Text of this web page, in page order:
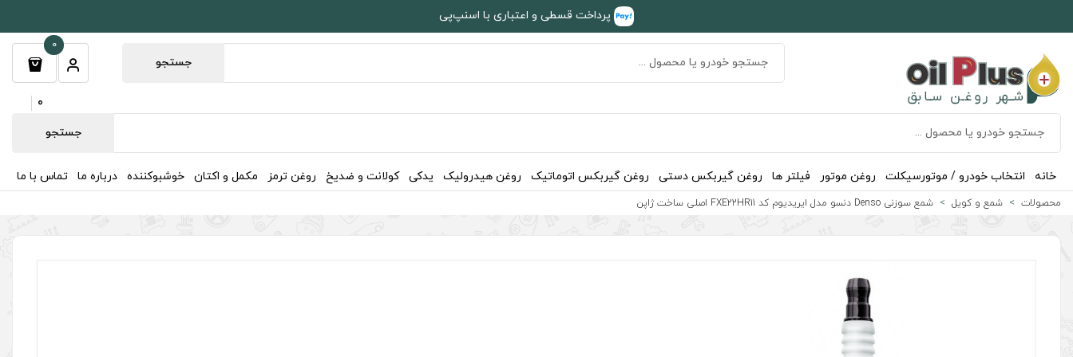
پرداخت قسطی و اعتباری با اسنپ‌پی
جستجو
0
0
جستجو
خانه انتخاب خودرو / موتورسیکلت روغن موتور فیلتر ها روغن گیربکس دستی روغن گیربکس اتوماتیک روغن هیدرولیک یدکی کولانت و ضدیخ روغن ترمز مکمل و اکتان خوشبوکننده درباره ما تماس با ما
محصولات شمع و کویل شمع سوزنی Denso دنسو مدل ایریدیوم کد FXE22HR11 اصلی ساخت ژاپن